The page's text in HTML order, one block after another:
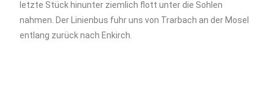
letzte Stück hinunter ziemlich flott unter die Sohlen
nahmen. Der Linienbus fuhr uns von Trarbach an der Mosel
entlang zurück nach Enkirch.